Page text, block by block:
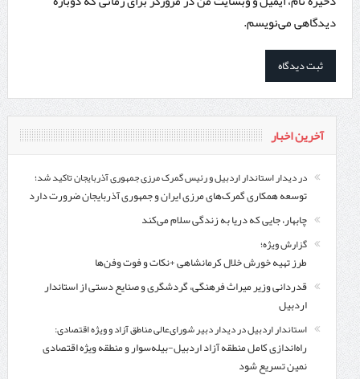
دیدگاهی می‌نویسم.
آخرین اخبار
در دیدار استاندار اردبیل و رئیس گمرک مرزی جمهوری آذربایجان تاکید شد؛
توسعه همکاری گمرک‌های مرزی ایران و جمهوری آذربایجان ضرورت دارد
چابهار، جایی که دریا به زندگی سلام می‌کند
گزارش ویژه؛
طرز تهیه خورش خلال کرمانشاهی +نکات و فوت وفن‌ها
قدردانی وزیر میراث فرهنگی، گردشگری و صنایع دستی از استاندار
اردبیل
استاندار اردبیل در دیدار دبیر شورای‌عالی مناطق آزاد و ویژه اقتصادی:
راه‌اندازی کامل منطقه آزاد اردبیل-بیله‌سوار و منطقه ویژه اقتصادی
نمین تسریع شود